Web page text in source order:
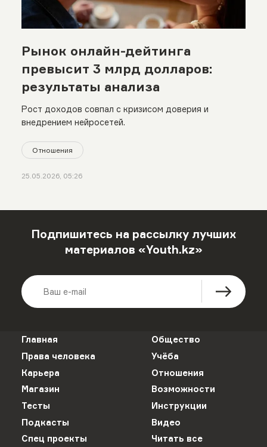
Рынок онлайн-дейтинга
превысит 3 млрд долларов:
результаты анализа
Рост доходов совпал с кризисом доверия и
внедрением нейросетей.
Отношения
25.05.2026, 05:26
Подпишитесь на рассылку лучших
материалов «Youth.kz»
Главная
Общество
Права человека
Учёба
Карьера
Отношения
Магазин
Возможности
Тесты
Инструкции
Подкасты
Видео
Спец проекты
Читать все